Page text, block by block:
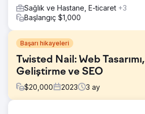
Sağlık ve Hastane, E-ticaret +3
Başlangıç $1,000
Başarı hikayeleri
Twisted Nail: Web Tasarımı,
Geliştirme ve SEO
$20,000 2023 3 ay